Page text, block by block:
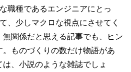
な職種であるエンジニアにとっ
て、少しマクロな視点にさせてく
関係だと思える記事でも、ヒン
。ものづくりの数だけ物語があ
、小説のような雑誌でしょ